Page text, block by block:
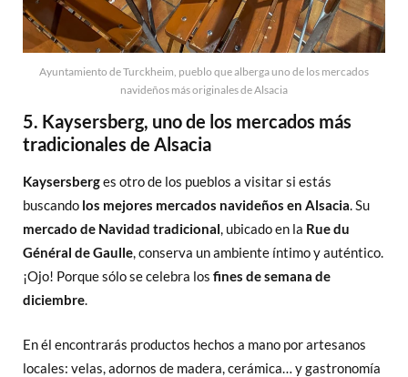
Ayuntamiento de Turckheim, pueblo que alberga uno de los mercados
navideños más originales de Alsacia
5. Kaysersberg, uno de los mercados más
tradicionales de Alsacia
Kaysersberges otro de los pueblos a visitar si estás
buscando los mejores mercados navideños en Alsacia. Su
mercado de Navidad tradicional, ubicado en la Rue du
Général de Gaulle, conserva un ambiente íntimo y auténtico.
¡Ojo! Porque sólo se celebra los fines de semana de
diciembre.
En él encontrarás productos hechos a mano por artesanos
locales: velas, adornos de madera, cerámica… y gastronomía